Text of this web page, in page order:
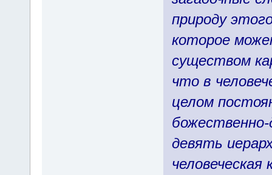
природу
которое
существом
что в
целом
божественно-
девять